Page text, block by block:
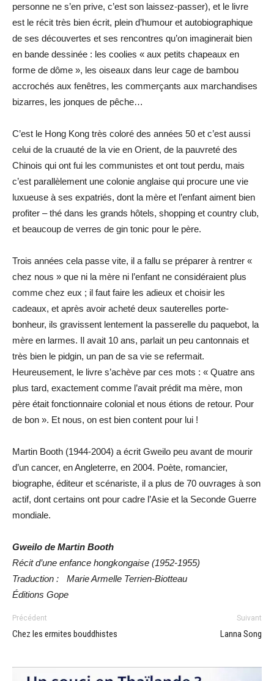
personne ne s’en prive, c’est son laissez-passer), et le livre
est le récit très bien écrit, plein d’humour et autobiographique
de ses découvertes et ses rencontres qu’on imaginerait bien
en bande dessinée : les coolies « aux petits chapeaux en
forme de dôme », les oiseaux dans leur cage de bambou
accrochés aux fenêtres, les commerçants aux marchandises
bizarres, les jonques de pêche…
C’est le Hong Kong très coloré des années 50 et c’est aussi
celui de la cruauté de la vie en Orient, de la pauvreté des
Chinois qui ont fui les communistes et ont tout perdu, mais
c’est parallèlement une colonie anglaise qui procure une vie
luxueuse à ses expatriés, dont la mère et l’enfant aiment bien
profiter – thé dans les grands hôtels, shopping et country club,
et beaucoup de verres de gin tonic pour le père.
Trois années cela passe vite, il a fallu se préparer à rentrer «
chez nous » que ni la mère ni l’enfant ne considéraient plus
comme chez eux ; il faut faire les adieux et choisir les
cadeaux, et après avoir acheté deux sauterelles porte-
bonheur, ils gravissent lentement la passerelle du paquebot, la
mère en larmes. Il avait 10 ans, parlait un peu cantonnais et
très bien le pidgin, un pan de sa vie se refermait.
Heureusement, le livre s’achève par ces mots : « Quatre ans
plus tard, exactement comme l’avait prédit ma mère, mon
père était fonctionnaire colonial et nous étions de retour. Pour
de bon ». Et nous, on est bien content pour lui !
Martin Booth (1944-2004) a écrit Gweilo peu avant de mourir
d’un cancer, en Angleterre, en 2004. Poète, romancier,
biographe, éditeur et scénariste, il a plus de 70 ouvrages à son
actif, dont certains ont pour cadre l’Asie et la Seconde Guerre
mondiale.
Gweilo de Martin Booth
Récit d’une enfance hongkongaise (1952-1955)
Traduction : Marie Armelle Terrien-Biotteau
Éditions Gope
Précédent
Chez les ermites bouddhistes
Suivant
Lanna Song